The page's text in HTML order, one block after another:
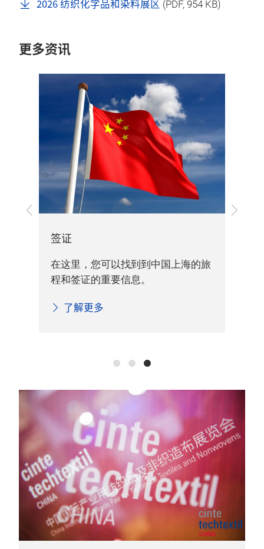
2026 纺织化学品和染料展区 (PDF, 954 KB)
更多资讯
上
下
签证
在这里，您可以找到到中国上海的旅
程和签证的重要信息。
了解更多